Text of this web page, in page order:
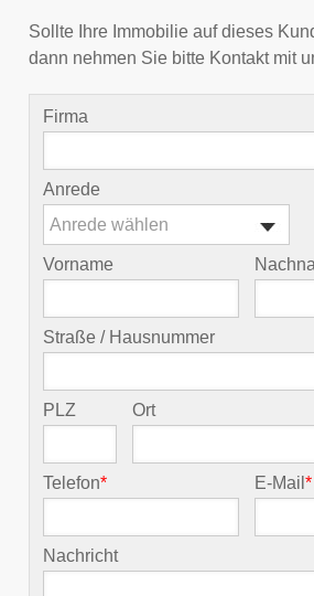
Sollte Ihre Immobilie auf dieses
dann nehmen Sie bitte Kontakt mit
Firma
Anrede
Anrede wählen
Vorname
Straße / Hausnummer
PLZ Ort
Telefon* E-Mail*
Nachricht